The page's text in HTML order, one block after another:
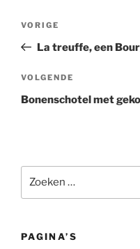
Bericht
Vorig
bericht
VORIGE
La treuffe, een
Volgend
bericht
VOLGENDE
Bonenschotel met
naar:
PAGINA’S